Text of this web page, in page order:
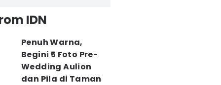
IDN
Penuh Warna,
Begini 5 Foto Pre-
Wedding Aulion
dan Pila di Taman